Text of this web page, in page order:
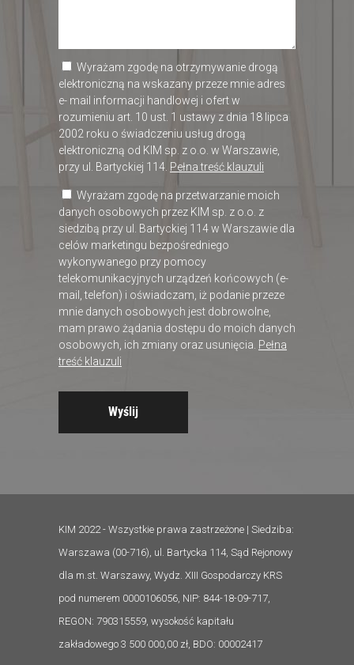
Wyrażam zgodę na otrzymywanie drogą
elektroniczną na wskazany przeze mnie adres
e- mail informacji handlowej i ofert w
rozumieniu art. 10 ust. 1 ustawy z dnia 18 lipca
2002 roku o świadczeniu usług drogą
elektroniczną od KIM sp. z o.o. w Warszawie,
przy ul. Bartyckiej 114. Pełna treść klauzuli
Wyrażam zgodę na przetwarzanie moich
danych osobowych przez KIM sp. z o.o. z
siedzibą przy ul. Bartyckiej 114 w Warszawie dla
celów marketingu bezpośredniego
wykonywanego przy pomocy
telekomunikacyjnych urządzeń końcowych (e-
mail, telefon) i oświadczam, iż podanie przeze
mnie danych osobowych jest dobrowolne,
mam prawo żądania dostępu do moich danych
osobowych, ich zmiany oraz usunięcia. Pełna
treść klauzuli
KIM 2022 - Wszystkie prawa zastrzeżone | Siedziba:
Warszawa (00-716), ul. Bartycka 114, Sąd Rejonowy
dla m.st. Warszawy, Wydz. XIII Gospodarczy KRS
pod numerem 0000106056, NIP: 844-18-09-717,
REGON: 790315559, wysokość kapitału
zakładowego 3 500 000,00 zł, BDO: 00002417